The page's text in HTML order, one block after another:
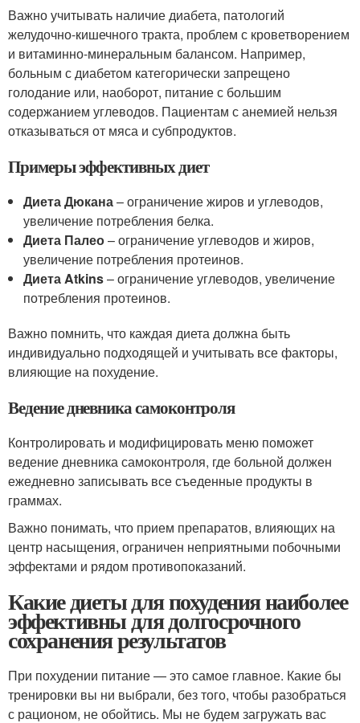
Важно учитывать наличие диабета, патологий
желудочно-кишечного тракта, проблем с кроветворением
и витаминно-минеральным балансом. Например,
больным с диабетом категорически запрещено
голодание или, наоборот, питание с большим
содержанием углеводов. Пациентам с анемией нельзя
отказываться от мяса и субпродуктов.
Примеры эффективных диет
Диета Дюкана– ограничение жиров и углеводов,
увеличение потребления белка.
Диета Палео– ограничение углеводов и жиров,
увеличение потребления протеинов.
Диета Atkins– ограничение углеводов, увеличение
потребления протеинов.
Важно помнить, что каждая диета должна быть
индивидуально подходящей и учитывать все факторы,
влияющие на похудение.
Ведение дневника самоконтроля
Контролировать и модифицировать меню поможет
ведение дневника самоконтроля, где больной должен
ежедневно записывать все съеденные продукты в
граммах.
Важно понимать, что прием препаратов, влияющих на
центр насыщения, ограничен неприятными побочными
эффектами и рядом противопоказаний.
Какие диеты для похудения наиболее
эффективны для долгосрочного
сохранения результатов
При похудении питание — это самое главное. Какие бы
тренировки вы ни выбрали, без того, чтобы разобраться
с рационом, не обойтись. Мы не будем загружать вас